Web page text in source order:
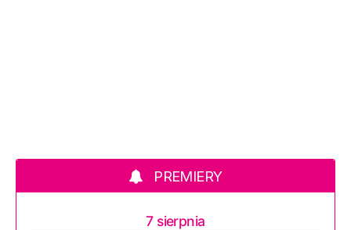
PREMIERY
7 sierpnia